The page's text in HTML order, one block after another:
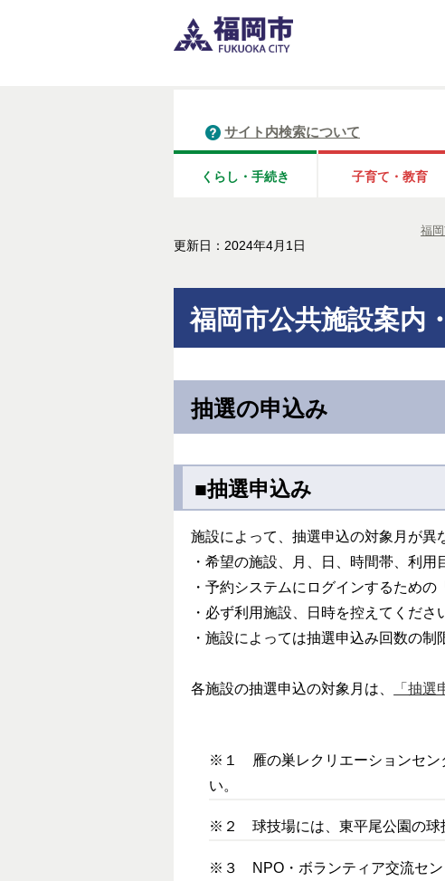
サイト内検索について
くらし・手続き 子育て・教育
福
更新日：2024年4月1日
福岡市公共施設案
抽選の申込み
■抽選申込み
施設によって、抽選申込の対象月が異
・希望の施設、月、日、時間帯、利用
・予約システムにログインするための
・必ず利用施設、日時を控えてくださ
・施設によっては抽選申込み回数の制
各施設の抽選申込の対象月は、 「抽
※１ 雁の巣レクリエーションセン
い。
※２ 球技場には、東平尾公園の球
※３ NPO・ボランティア交流セン